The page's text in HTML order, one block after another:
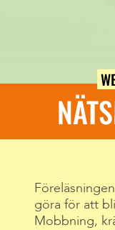
Föreläsningen
göra för att
Mobbning,